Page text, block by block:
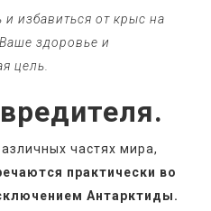
избавиться от крыс на
здоровье и
цель.
частях мира,
практически во
Антарктиды.